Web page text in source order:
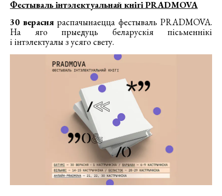
Фестываль інтэлектуальнай кнігі PRADMOVA
30 верасняраспачынаецца фестываль PRADMOVA.
На яго прыедуць беларускія пісьменнікі
і інтэлектуалы з усяго свету.